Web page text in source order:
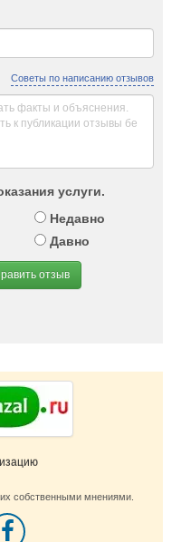
Советы по написанию отзывов
услуги.
Недавно
Давно
отзыв
собственными мнениями.